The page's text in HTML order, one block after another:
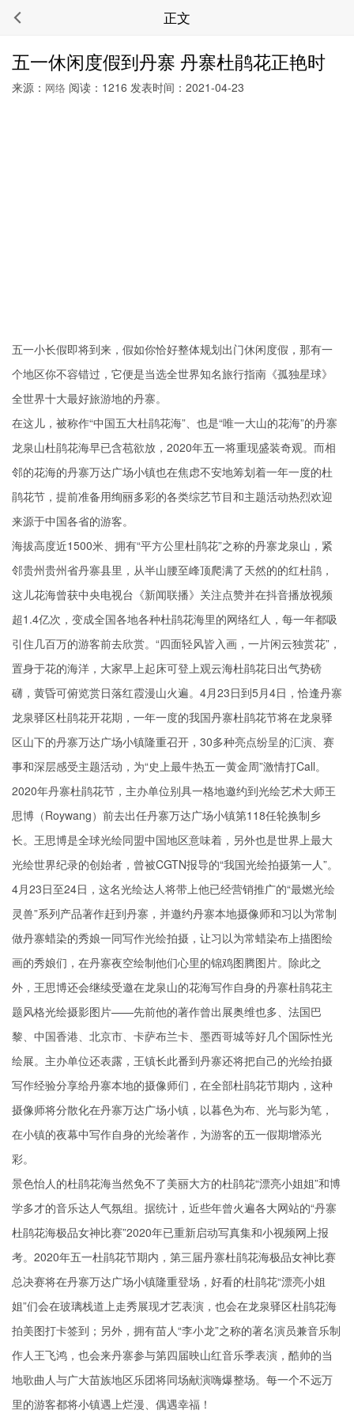
正文
五一休闲度假到丹寨 丹寨杜鹃花正艳时
来源： 网络 阅读：1216 发表时间：2021-04-23
五一小长假即将到来，假如你恰好整体规划出门休闲度假，那有一
个地区你不容错过，它便是当选全世界知名旅行指南《孤独星球》
全世界十大最好旅游地的丹寨。
在这儿，被称作“中国五大杜鹃花海”、也是“唯一大山的花海”的丹寨
龙泉山杜鹃花海早已含苞欲放，2020年五一将重现盛装奇观。而相
邻的花海的丹寨万达广场小镇也在焦虑不安地筹划着一年一度的杜
鹃花节，提前准备用绚丽多彩的各类综艺节目和主题活动热烈欢迎
来源于中国各省的游客。
海拔高度近1500米、拥有“平方公里杜鹃花”之称的丹寨龙泉山，紧
邻贵州贵州省丹寨县里，从半山腰至峰顶爬满了天然的的红杜鹃，
这儿花海曾获中央电视台《新闻联播》关注点赞并在抖音播放视频
超1.4亿次，变成全国各地各种杜鹃花海里的网络红人，每一年都吸
引住几百万的游客前去欣赏。“四面轻风皆入画，一片闲云独赏花”，
置身于花的海洋，大家早上起床可登上观云海杜鹃花日出气势磅
礴，黄昏可俯览赏日落红霞漫山火遍。4月23日到5月4日，恰逢丹寨
龙泉驿区杜鹃花开花期，一年一度的我国丹寨杜鹃花节将在龙泉驿
区山下的丹寨万达广场小镇隆重召开，30多种亮点纷呈的汇演、赛
事和深层感受主题活动，为“史上最牛热五一黄金周”激情打Call。
2020年丹寨杜鹃花节，主办单位别具一格地邀约到光绘艺术大师王
思博（Roywang）前去出任丹寨万达广场小镇第118任轮换制乡
长。王思博是全球光绘同盟中国地区意味着，另外也是世界上最大
光绘世界纪录的创始者，曾被CGTN报导的“我国光绘拍摄第一人”。
4月23日至24日，这名光绘达人将带上他已经营销推广的“最燃光绘
灵兽”系列产品著作赶到丹寨，并邀约丹寨本地摄像师和习以为常制
做丹寨蜡染的秀娘一同写作光绘拍摄，让习以为常蜡染布上描图绘
画的秀娘们，在丹寨夜空绘制他们心里的锦鸡图腾图片。除此之
外，王思博还会继续受邀在龙泉山的花海写作自身的丹寨杜鹃花主
题风格光绘摄影图片——先前他的著作曾出展奥维也多、法国巴
黎、中国香港、北京市、卡萨布兰卡、墨西哥城等好几个国际性光
绘展。主办单位还表露，王镇长此番到丹寨还将把自己的光绘拍摄
写作经验分享给丹寨本地的摄像师们，在全部杜鹃花节期内，这种
摄像师将分散化在丹寨万达广场小镇，以暮色为布、光与影为笔，
在小镇的夜幕中写作自身的光绘著作，为游客的五一假期增添光
彩。
景色怡人的杜鹃花海当然免不了美丽大方的杜鹃花“漂亮小姐姐”和博
学多才的音乐达人气氛组。据统计，近些年曾火遍各大网站的“丹寨
杜鹃花海极品女神比赛”2020年已重新启动写真集和小视频网上报
考。2020年五一杜鹃花节期内，第三届丹寨杜鹃花海极品女神比赛
总决赛将在丹寨万达广场小镇隆重登场，好看的杜鹃花“漂亮小姐
姐”们会在玻璃栈道上走秀展现才艺表演，也会在龙泉驿区杜鹃花海
拍美图打卡签到；另外，拥有苗人“李小龙”之称的著名演员兼音乐制
作人王飞鸿，也会来丹寨参与第四届映山红音乐季表演，酷帅的当
地歌曲人与广大苗族地区乐团将同场献演嗨爆整场。每一个不远万
里的游客都将小镇遇上烂漫、偶遇幸福！